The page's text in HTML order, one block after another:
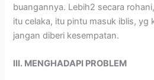
buangannya. Lebih2 secara
itu celaka, itu pintu masuk iblis, yg
jangan diberi kesempatan.
III. MENGHADAPI PROBLEM